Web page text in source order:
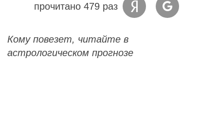
прочитано 479 раз
Кому повезет, читайте в
астрологическом прогнозе